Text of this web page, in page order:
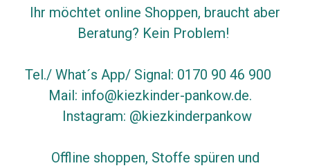
Ihr möchtet online Shoppen, braucht aber
Beratung? Kein Problem!
Tel./ What´s App/ Signal: 0170 90 46 900
Mail: info@kiezkinder-pankow.de.
Instagram: @kiezkinderpankow
Offline shoppen, Stoffe spüren und